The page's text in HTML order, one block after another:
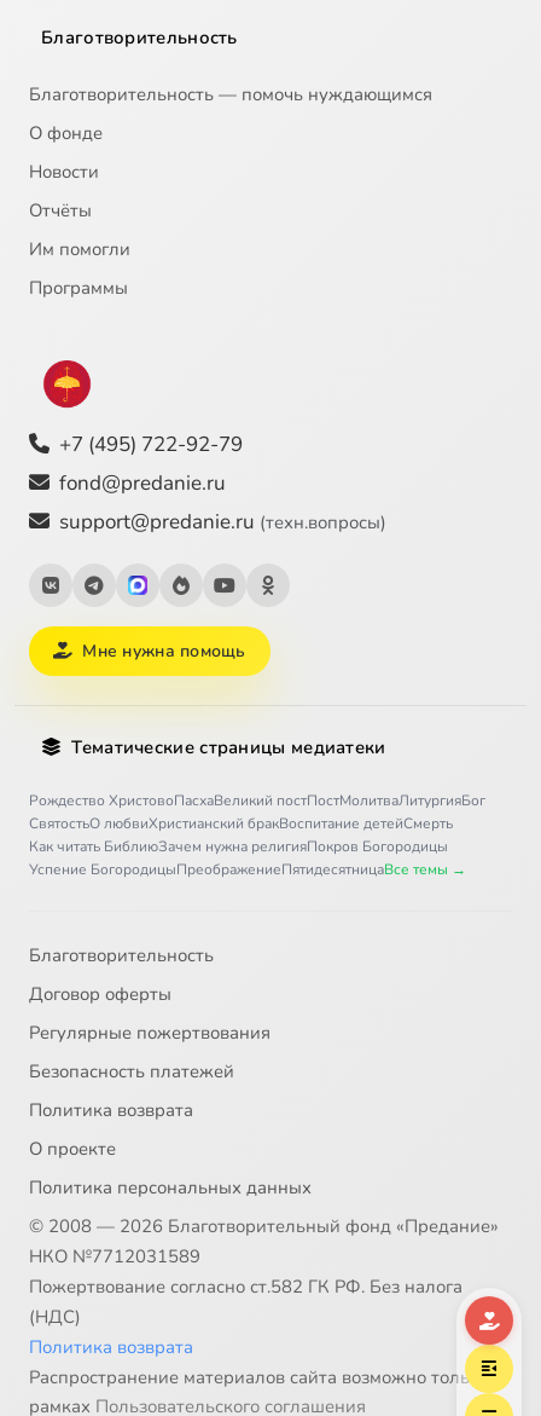
Благотворительность
Благотворительность — помочь нуждающимся
О фонде
Новости
Отчёты
Им помогли
Программы
+7 (495) 722-92-79
fond@predanie.ru
support@predanie.ru (техн.вопросы)
Мне нужна помощь
Тематические страницы медиатеки
Рождество ХристовоПасхаВеликий постПостМолитваЛитургияБог
СвятостьО любвиХристианский бракВоспитание детейСмерть
Как читать БиблиюЗачем нужна религияПокров Богородицы
Успение БогородицыПреображениеПятидесятницаВсе темы →
Благотворительность
Договор оферты
Регулярные пожертвования
Безопасность платежей
Политика возврата
О проекте
Политика персональных данных
© 2008 — 2026 Благотворительный фонд «Предание»
НКО №7712031589
Пожертвование согласно ст.582 ГК РФ. Без налога
(НДС)
Политика возврата
Распространение материалов сайта возможно только в
рамках Пользовательского соглашения